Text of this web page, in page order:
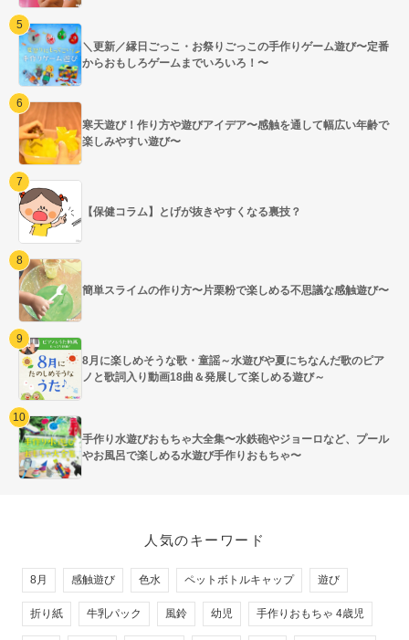
＼更新／縁日ごっこ・お祭りごっこの手作りゲーム遊び〜定番
からおもしろゲームまでいろいろ！〜
寒天遊び！作り方や遊びアイデア〜感触を通して幅広い年齢で
楽しみやすい遊び〜
【保健コラム】とげが抜きやすくなる裏技？
簡単スライムの作り方〜片栗粉で楽しめる不思議な感触遊び〜
8月に楽しめそうな歌・童謡～水遊びや夏にちなんだ歌のピア
ノと歌詞入り動画18曲＆発展して楽しめる遊び～
手作り水遊びおもちゃ大全集〜水鉄砲やジョーロなど、プール
やお風呂で楽しめる水遊び手作りおもちゃ〜
人気のキーワード
8月 感触遊び 色水 ペットボトルキャップ 遊び
折り紙 牛乳パック 風鈴 幼児 手作りおもちゃ 4歳児